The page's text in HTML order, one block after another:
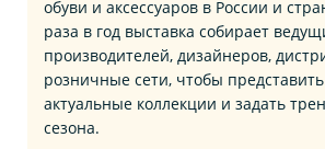
обуви и аксессуаров в России и
раза в год выставка собирает
производителей, дизайнеров,
розничные сети, чтобы
актуальные коллекции и задать
сезона.